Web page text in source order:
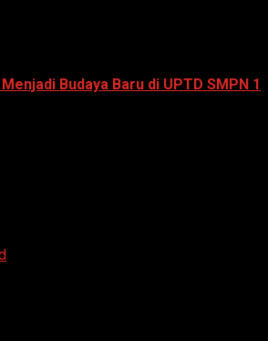
Budaya Baru di UPTD SMPN 1